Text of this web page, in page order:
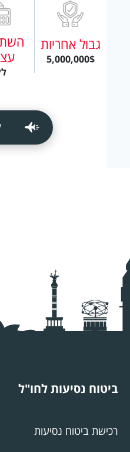
גבול אחריות
5,000,000$
ביטוח נסיעות לחו"ל
רכישת ביטוח נסיעות